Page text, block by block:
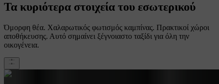
Τα κυριότερα στοιχεία του εσωτερικού
Όμορφη θέα. Χαλαρωτικός φωτισμός καμπίνας. Πρακτικοί χώροι
αποθήκευσης. Αυτό σημαίνει ξέγνοιαστο ταξίδι για όλη την
οικογένεια.